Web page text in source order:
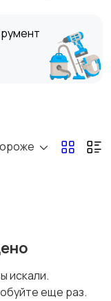
искали.
еще раз.